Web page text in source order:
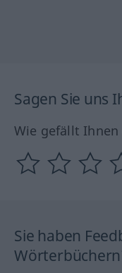
Sagen Sie uns
Wie gefällt
Sie haben